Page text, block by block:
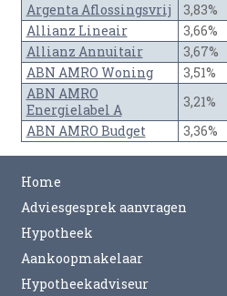
Argenta Aflossingsvrij
3,83%
Allianz Lineair
3,66%
Allianz Annuitair
3,67%
ABN AMRO Woning
3,51%
ABN AMRO
Energielabel A
3,21%
ABN AMRO Budget
3,36%
Home
Adviesgesprek aanvragen
Hypotheek
Aankoopmakelaar
Hypotheekadviseur